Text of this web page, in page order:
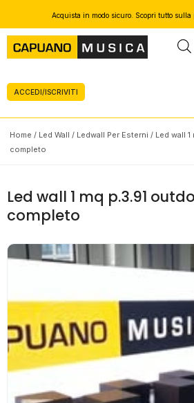
Acquista in modo sicuro. Scopri tutto sulla
ACCEDI/ISCRIVITI
Home / Led Wall / Ledwall Per Esterni / Led wall
completo
Led wall 1 mq p.3.91
completo